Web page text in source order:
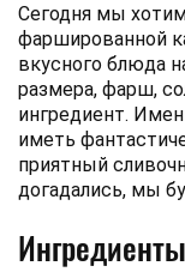
Сегодня мы
фаршированной
вкусного блюда
размера, фарш,
ингредиент.
иметь
приятный
догадались, мы
Ингредиенты